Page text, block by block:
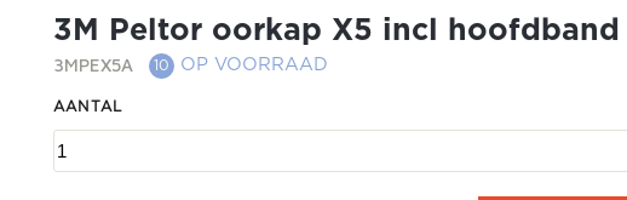
3M Peltor oorkap X5 incl hoofdband
3MPEX5A 10 OP VOORRAAD
AANTAL